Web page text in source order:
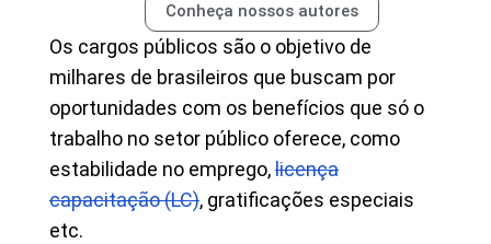
Conheça nossos autores
Os cargos públicos são o objetivo de
milhares de brasileiros que buscam por
oportunidades com os benefícios que só o
trabalho no setor público oferece, como
estabilidade no emprego,licença
capacitação (LC), gratificações especiais
etc.